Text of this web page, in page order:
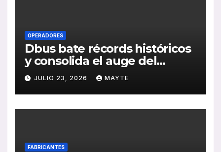
OPERADORES
Dbus bate récords históricos
y consolida el auge del
transporte público en San
Sebastián
JULIO 23, 2026 MAYTE
FABRICANTES